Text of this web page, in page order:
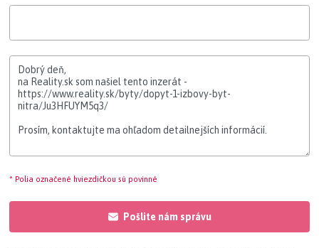
* Polia označené hviezdičkou sú povinné
Pošlite nám správu